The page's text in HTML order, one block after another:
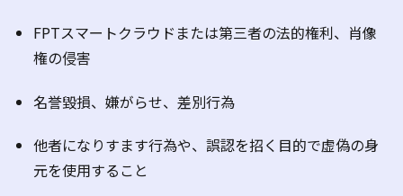
FPTスマートクラウドまたは第三者の法的権利、肖像
権の侵害
名誉毀損、嫌がらせ、差別行為
他者になりすます行為や、誤認を招く目的で虚偽の身
元を使用すること